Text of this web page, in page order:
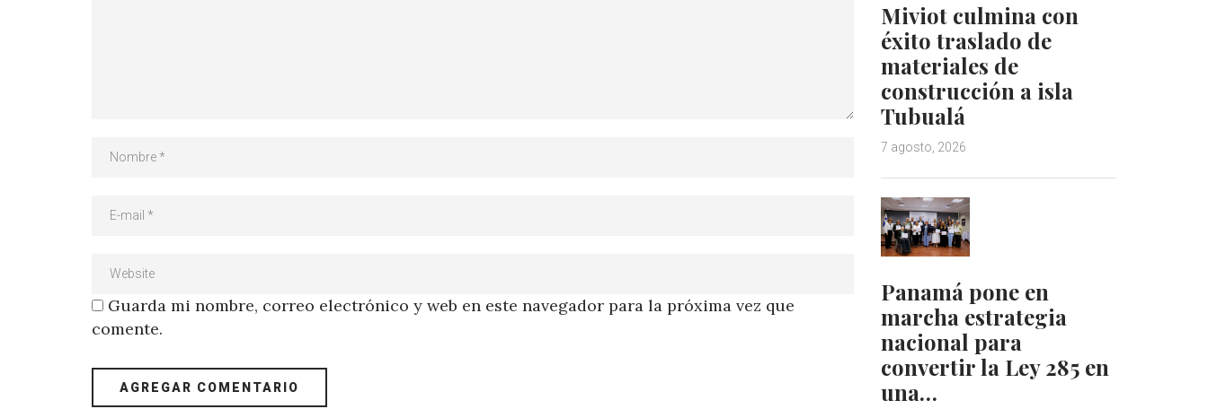
Guarda mi nombre, correo electrónico y web en este navegador para la próxima vez que
comente.
Miviot culmina con
éxito traslado de
materiales de
construcción a isla
Tubualá
7 agosto, 2026
Panamá pone en
marcha estrategia
nacional para
convertir la Ley 285 en
una…